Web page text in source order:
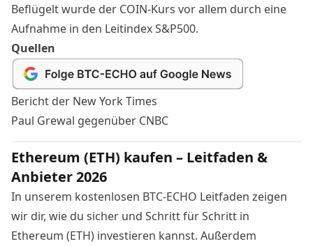
Beflügelt wurde der COIN-Kurs vor allem durch eine
Aufnahme in den Leitindex S&P500.
Quellen
Bericht der New York Times
Paul Grewal gegenüber CNBC
Ethereum (ETH) kaufen – Leitfaden &
Anbieter 2026
In unserem kostenlosen BTC-ECHO Leitfaden zeigen
wir dir, wie du sicher und Schritt für Schritt in
Ethereum (ETH) investieren kannst. Außerdem